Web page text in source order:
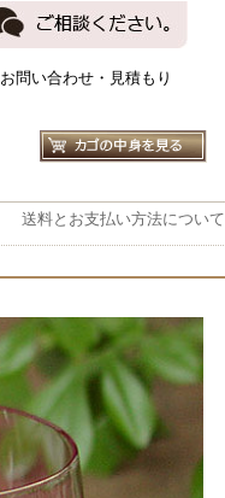
お問い合わせ・見積もり
送料とお支払い方法について